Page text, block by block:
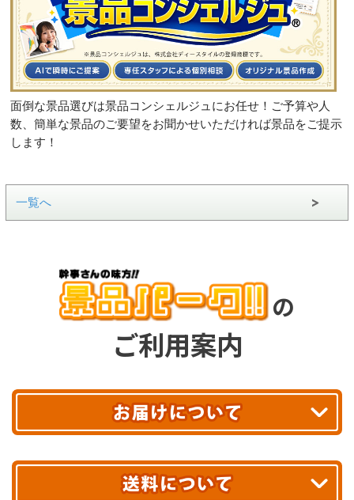
面倒な景品選びは景品コンシェルジュにお任せ！ご予算や人
数、簡単な景品のご要望をお聞かせいただければ景品をご提示
します！
一覧へ
の
ご利用案内
最短翌日お届け!